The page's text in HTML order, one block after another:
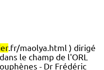
.fr/maolya.html ) dirigé
le champ de l'ORL
- Dr Frédéric